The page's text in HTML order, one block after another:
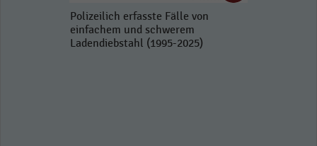
Polizeilich erfasste Fälle von
einfachem und schwerem
Ladendiebstahl (1995-2025)